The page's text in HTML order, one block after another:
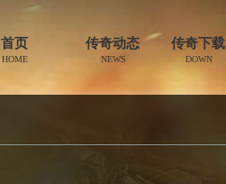
首页
HOME
传奇动态
NEWS
传奇下载
DOWN